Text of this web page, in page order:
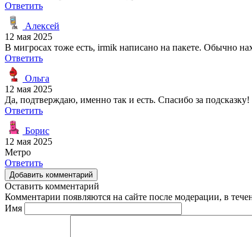
Ответить
Алексей
12 мая 2025
В мигросах тоже есть, irmik написано на пакете. Обычно
Ответить
Ольга
12 мая 2025
Да, подтверждаю, именно так и есть. Спасибо за подсказку!
Ответить
Борис
12 мая 2025
Метро
Ответить
Добавить комментарий
Оставить комментарий
Комментарии появляются на сайте после модерации, в
Имя